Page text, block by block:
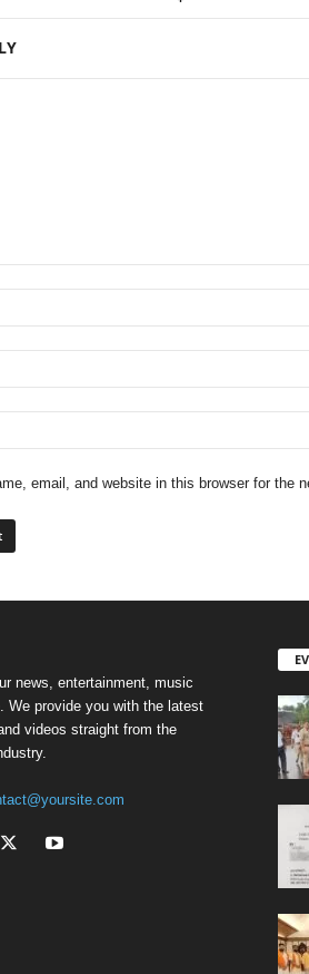
email, and website in this browser for the
news, entertainment, music
We provide you with the latest
videos straight from the